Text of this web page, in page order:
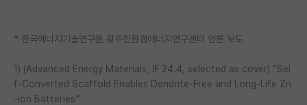
* 한국에너지기술연구원 광주친환경에너지연구센터 언론 보도
1) (Advanced Energy Materials, IF 24.4, selected as cover) “Sel
f-Converted Scaffold Enables Dendrite-Free and Long-Life Zn
-Ion Batteries”